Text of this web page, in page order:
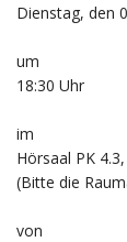
Dienstag, den
um
18:30 Uhr
im
Hörsaal PK
(Bitte die
von